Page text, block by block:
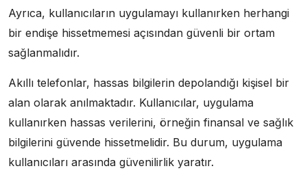
Ayrıca, kullanıcıların uygulamayı kullanırken herhangi
bir endişe hissetmemesi açısından güvenli bir ortam
sağlanmalıdır.
Akıllı telefonlar, hassas bilgilerin depolandığı kişisel bir
alan olarak anılmaktadır. Kullanıcılar, uygulama
kullanırken hassas verilerini, örneğin finansal ve sağlık
bilgilerini güvende hissetmelidir. Bu durum, uygulama
kullanıcıları arasında güvenilirlik yaratır.